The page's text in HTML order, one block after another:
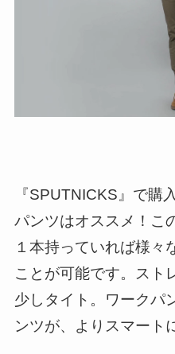
『SPUTNICKS』で購
パンツはオススメ！こ
１本持っていれば様々
ことが可能です。スト
少しタイト。ワークパ
ンツが、よりスマート